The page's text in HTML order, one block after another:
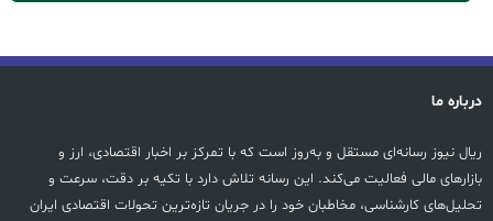
درباره ما
ریال نیوز رسانه‌ای مستقل و به‌روز است که با تمرکز بر اخبار اقتصادی، ارز و
بازارهای مالی فعالیت می‌کند. این رسانه تلاش دارد با تکیه بر دقت، سرعت و
تحلیل‌های کارشناسی، مخاطبان خود را در جریان تازه‌ترین تحولات اقتصادی ایران